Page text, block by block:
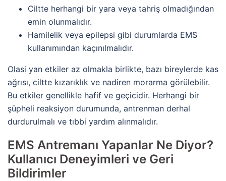
Ciltte herhangi bir yara veya tahriş olmadığından
emin olunmalıdır.
Hamilelik veya epilepsi gibi durumlarda EMS
kullanımından kaçınılmalıdır.
Olasi yan etkiler az olmakla birlikte, bazı bireylerde kas
ağrısı, ciltte kızarıklık ve nadiren morarma görülebilir.
Bu etkiler genellikle hafif ve geçicidir. Herhangi bir
şüpheli reaksiyon durumunda, antrenman derhal
durdurulmalı ve tıbbi yardım alınmalıdır.
EMS Antremanı Yapanlar Ne Diyor?
Kullanıcı Deneyimleri ve Geri
Bildirimler